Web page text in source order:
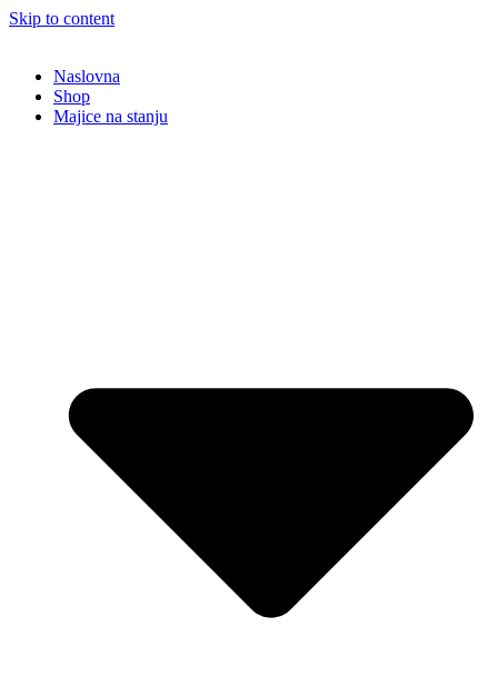
Skip to content
Naslovna
Shop
Majice na stanju